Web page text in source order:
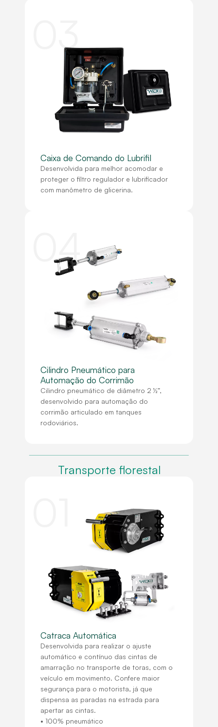
03
Caixa de Comando do Lubrifil
Desenvolvida para melhor acomodar e
proteger o filtro regulador e lubrificador
com manômetro de glicerina.
04
Cilindro Pneumático para
Automação do Corrimão
Cilindro pneumático de diâmetro 2 ½”,
desenvolvido para automação do
corrimão articulado em tanques
rodoviários.
Transporte florestal
Catraca Automática
Desenvolvida para realizar o ajuste
automático e contínuo das cintas de
amarração no transporte de toras, com o
veículo em movimento. Confere maior
segurança para o motorista, já que
dispensa as paradas na estrada para
apertar as cintas.
• 100% pneumático